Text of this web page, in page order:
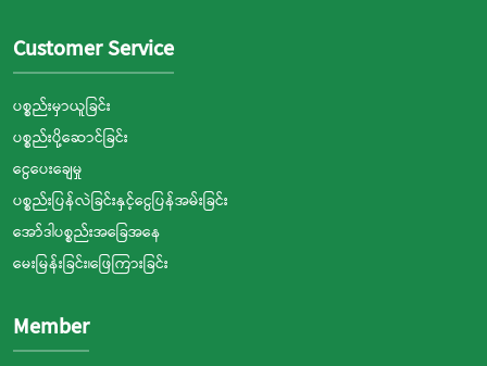
Customer Service
ပစ္စည်းမှာယူခြင်း
ပစ္စည်းပို့ဆောင်ခြင်း
ငွေပေးချေမှု
ပစ္စည်းပြန်လဲခြင်းနှင့်ငွေပြန်အမ်းခြင်း
အော်ဒါပစ္စည်းအခြေအနေ
မေးမြန်းခြင်း၊ဖြေကြားခြင်း
Member